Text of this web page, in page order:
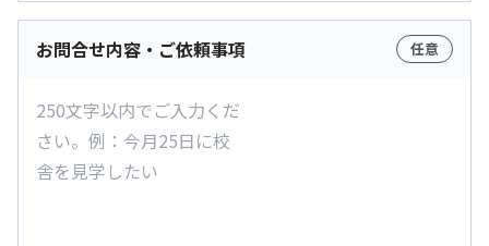
お問合せ内容・ご依頼事項 任意